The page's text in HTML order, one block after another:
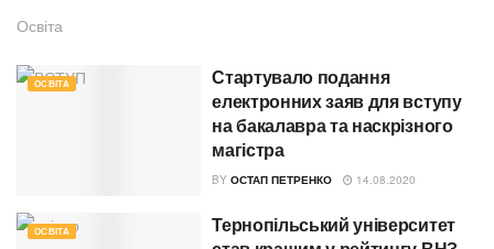
Освіта
ОСВІТА
Стартувало подання
електронних заяв для вступу
на бакалавра та наскрізного
магістра
BY ОСТАП ПЕТРЕНКО 14.08.2020
ОСВІТА
Тернопільський університет